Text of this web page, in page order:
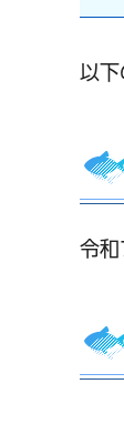
以下
令和